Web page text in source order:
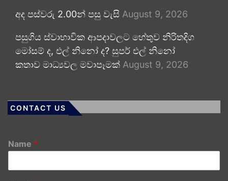
අද පස්වරු 2.00න් පසු වැසි August 9, 2026
පසුගිය ස්වාභාවික ආපදාවලට හේතුව නිරිතදිග
මෝසම් ද, එල් නිනෝ ද? සුපර් එල් නිනෝ
කතාව මාධ්‍යවල මවාපෑමක් August 9, 2026
CONTACT US
Name *